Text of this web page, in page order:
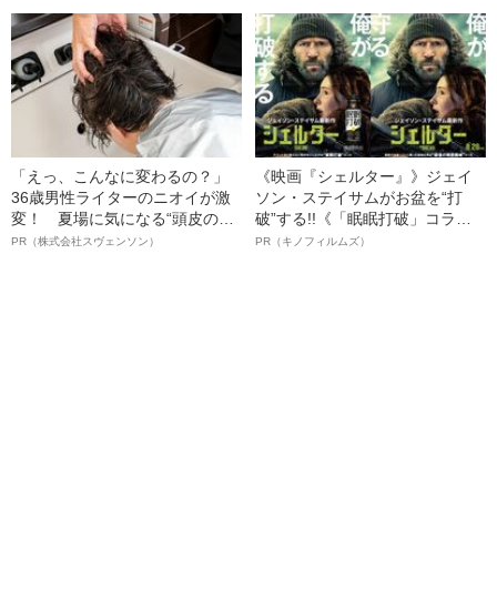
語る”《日本興収70億円突破》
「えっ、こんなに変わるの？」
36歳男性ライターのニオイが激
変！ 夏場に気になる“頭皮のニ
オイ”や“ベタつき”を解消す
PR（株式会社スヴェンソン）
《映画『シェルター』》ジェイ
ソン・ステイサムがお盆を“打
破”する!!《「眠眠打破」コラ
ボ》
PR（キノフィルムズ）